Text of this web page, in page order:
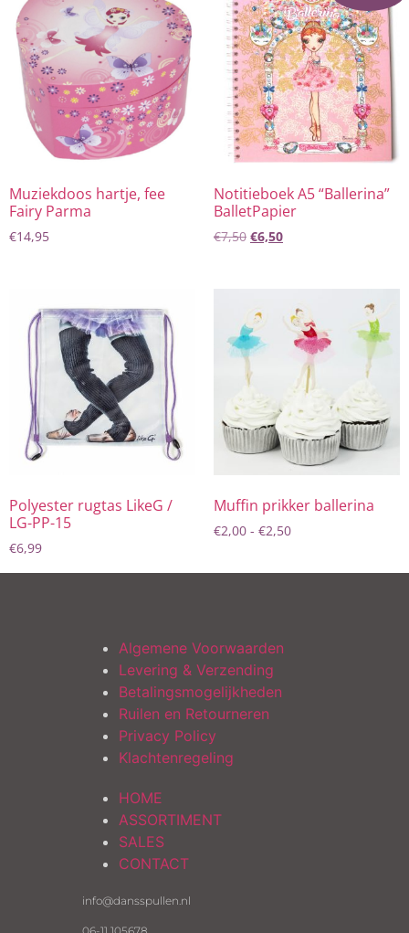
Muziekdoos hartje, fee
Fairy Parma
€14,95
Notitieboek A5 “Ballerina”
BalletPapier
€7,50 €6,50
Polyester rugtas LikeG /
LG-PP-15
€6,99
Muffin prikker ballerina
€2,00 - €2,50
info@dansspullen.nl
HOME
ASSORTIMENT
SALES
CONTACT
Algemene Voorwaarden
Levering & Verzending
Betalingsmogelijkheden
Ruilen en Retourneren
Privacy Policy
Klachtenregeling